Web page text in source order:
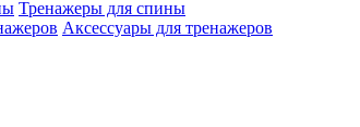
Тренажеры для спины
Аксессуары для тренажеров